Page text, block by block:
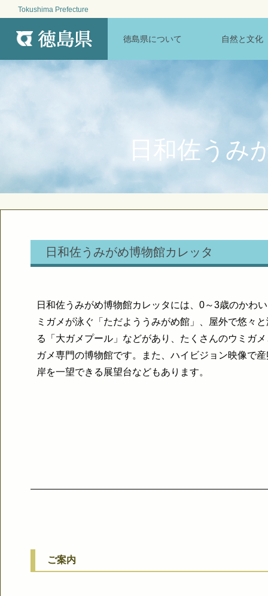
Tokushima Prefecture
徳島県について 自然と文化
日和佐うみ
日和佐うみがめ博物館カレッタ
日和佐うみがめ博物館カレッタには、0～3歳のかわ
ミガメが泳ぐ「ただよううみがめ館」、屋外で悠々
る「大ガメプール」などがあり、たくさんのウミガ
ガメ専門の博物館です。また、ハイビジョン映像で
岸を一望できる展望台などもあります。
ご案内